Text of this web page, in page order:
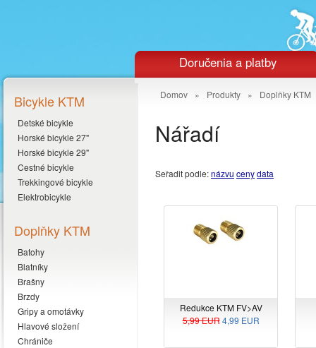
Doručenia a platby
Bicykle KTM
Detské bicykle
Horské bicykle 27"
Horské bicykle 29"
Cestné bicykle
Trekkingové bicykle
Elektrobicykle
Doplňky KTM
Batohy
Blatníky
Brašny
Brzdy
Gripy a omotávky
Hlavové složení
Chrániče
Domov » Produkty » Doplňky KTM
Nářadí
Seřadit podle:názvu cenydata
Redukce KTM FV>AV
5,99 EUR4,99 EUR